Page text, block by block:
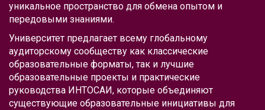
уникальное пространство для обмена опытом и
передовыми знаниями.
Университет предлагает всему глобальному
аудиторскому сообществу как классические
образовательные форматы, так и лучшие
образовательные проекты и практические
руководства ИНТОСАИ, которые объединяют
существующие образовательные инициативы для